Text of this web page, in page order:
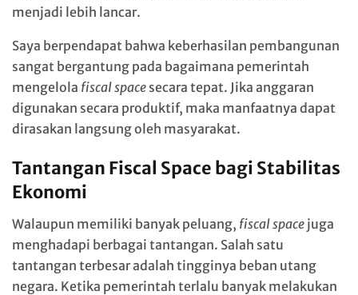
menjadi lebih lancar.
Saya berpendapat bahwa keberhasilan pembangunan
sangat bergantung pada bagaimana pemerintah
mengelola fiscal space secara tepat. Jika anggaran
digunakan secara produktif, maka manfaatnya dapat
dirasakan langsung oleh masyarakat.
Tantangan Fiscal Space bagi Stabilitas
Ekonomi
Walaupun memiliki banyak peluang, fiscal space juga
menghadapi berbagai tantangan. Salah satu
tantangan terbesar adalah tingginya beban utang
negara. Ketika pemerintah terlalu banyak melakukan